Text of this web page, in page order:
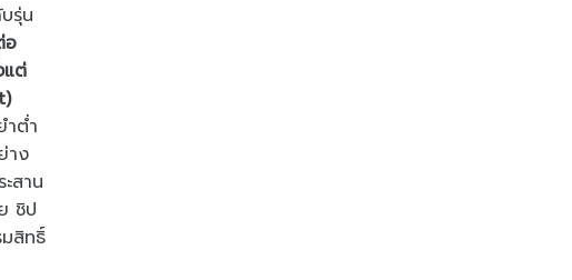
รุ่น
อ
แต่
ำต่ำ
าง
สาน
ชิป
สิทธิ์